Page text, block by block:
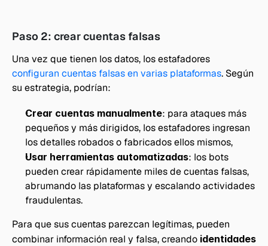
Paso 2: crear cuentas falsas
Una vez que tienen los datos, los estafadores
configuran cuentas falsas en varias plataformas. Según
su estrategia, podrían:
Crear cuentas manualmente: para ataques más
pequeños y más dirigidos, los estafadores ingresan
los detalles robados o fabricados ellos mismos,
Usar herramientas automatizadas: los bots
pueden crear rápidamente miles de cuentas falsas,
abrumando las plataformas y escalando actividades
fraudulentas.
Para que sus cuentas parezcan legítimas, pueden
combinar información real y falsa, creando identidades